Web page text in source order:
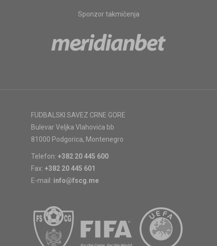
Sponzor takmičenja
FUDBALSKI SAVEZ CRNE GORE
Bulevar Veljka Vlahovića bb
81000 Podgorica, Montenegro
Telefon: +382 20 445 600
Fax: +382 20 445 601
E-mail: info@fscg.me